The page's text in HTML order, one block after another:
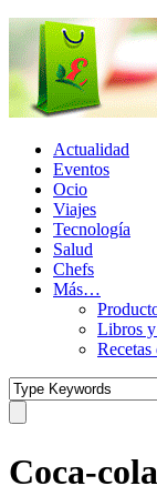
Actualidad
Eventos
Ocio
Viajes
Tecnología
Salud
Chefs
Más…
Libros
Coca-